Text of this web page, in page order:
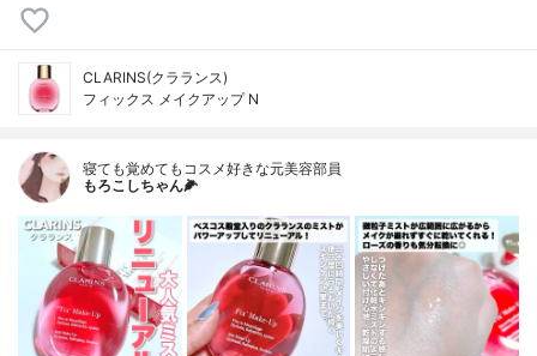
CLARINS(クラランス)
フィックス メイクアップ N
寝ても覚めてもコスメ好きな元美容部員
もろこしちゃん🌽